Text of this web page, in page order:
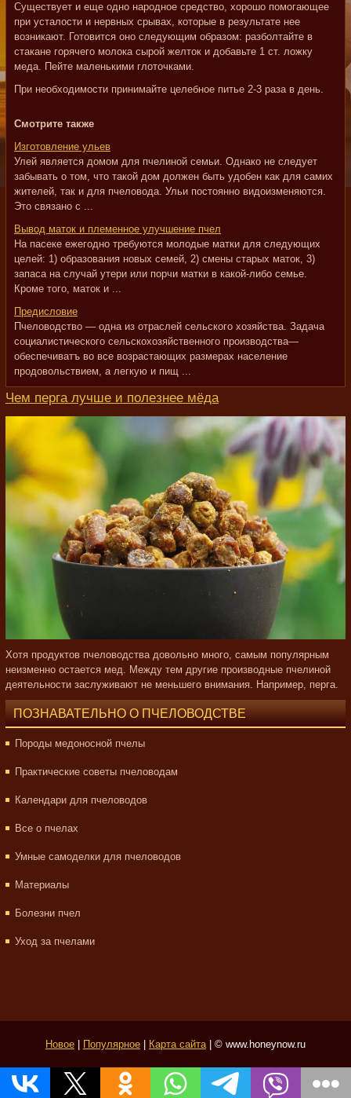
Существует и еще одно народное средство, хорошо помогающее
при усталости и нервных срывах, которые в результате нее
возникают. Готовится оно следующим образом: разболтайте в
стакане горячего молока сырой желток и добавьте 1 ст. ложку
меда. Пейте маленькими глоточками.
При необходимости принимайте целебное питье 2-3 раза в день.
Смотрите также
Изготовление ульев
Улей является домом для пчелиной семьи. Однако не следует
забывать о том, что такой дом должен быть удобен как для самих
жителей, так и для пчеловода. Ульи постоянно видоизменяются.
Это связано с ...
Вывод маток и племенное улучшение пчел
На пасеке ежегодно требуются молодые матки для следующих
целей: 1) образования новых семей, 2) смены старых маток, 3)
запаса на случай утери или порчи матки в какой-либо семье.
Кроме того, маток и ...
Предисловие
Пчеловодство — одна из отраслей сельского хозяйства. Задача
социалистического сельскохозяйственного производства—
обеспечиватъ во все возрастающих размерах население
продовольствием, а легкую и пищ ...
Чем перга лучше и полезнее мёда
Хотя продуктов пчеловодства довольно много, самым популярным
неизменно остается мед. Между тем другие производные пчелиной
деятельности заслуживают не меньшего внимания. Например, перга.
ПОЗНАВАТЕЛЬНО О ПЧЕЛОВОДСТВЕ
Породы медоносной пчелы
Практические советы пчеловодам
Календари для пчеловодов
Все о пчелах
Умные самоделки для пчеловодов
Материалы
Болезни пчел
Уход за пчелами
Новое Популярное Карта сайта| © www.honeynow.ru